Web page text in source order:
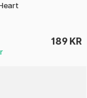
189 KR